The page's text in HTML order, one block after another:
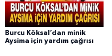
Burcu Köksal’dan minik
Aysima için yardım çağrısı